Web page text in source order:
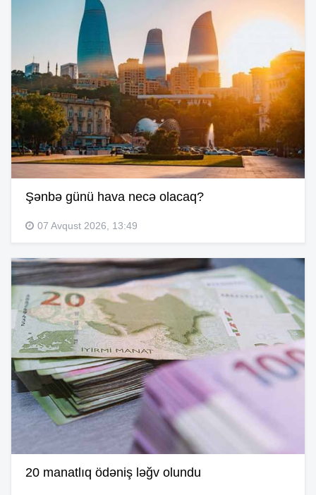
Şənbə günü hava necə olacaq?
07 Avqust 2026, 13:49
20 manatlıq ödəniş ləğv olundu